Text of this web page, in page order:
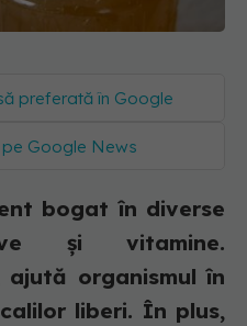
preferată în Google
pe Google News
bogat în diverse
și vitamine.
organismul în
liberi. În plus,